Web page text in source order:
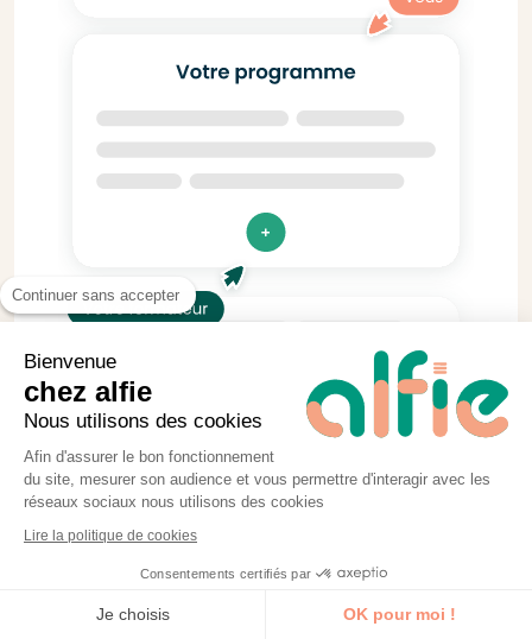
Pratique & concret
Tous nos formateurs et formatrices
s’engagent à réaliser au moins 2
exercices par séquence de formation.
Continuer sans accepter
Bienvenue
chez alfie
Nous utilisons des cookies
Afin d'assurer le bon fonctionnement
du site, mesurer son audience et vous permettre d'interagir avec les
réseaux sociaux nous utilisons des cookies
Lire la politique de cookies
Consentements certifiés par
Je choisis OK pour moi !